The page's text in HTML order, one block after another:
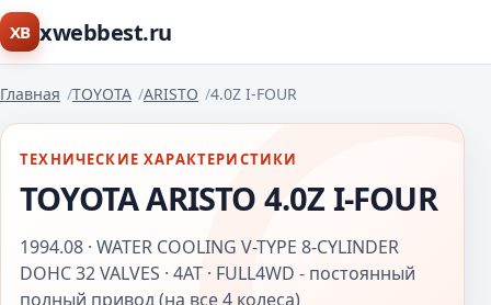
XB xwebbest.ru
Главная TOYOTA ARISTO 4.0Z I-FOUR
ТЕХНИЧЕСКИЕ ХАРАКТЕРИСТИКИ
TOYOTA ARISTO 4.0Z I-FOUR
1994.08 · WATER COOLING V-TYPE 8-CYLINDER
DOHC 32 VALVES · 4AT · FULL4WD - постоянный
полный привод (на все 4 колеса)